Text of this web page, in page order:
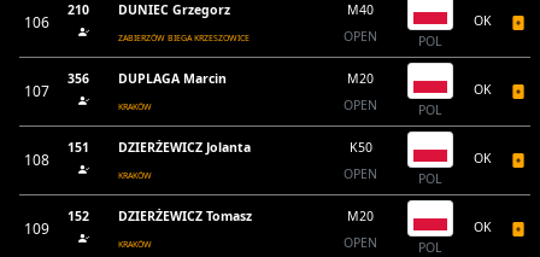
106
210 DUNIEC Grzegorz
ZABIERZÓW BIEGA KRZESZOWICE
M40
OPEN
POL
OK
107
356 DUPLAGA Marcin
KRAKÓW
M20
OPEN
POL
OK
108
151 DZIERŻEWICZ Jolanta
KRAKÓW
K50
OPEN
POL
OK
109
152 DZIERŻEWICZ Tomasz
KRAKÓW
M20
OPEN
POL
OK